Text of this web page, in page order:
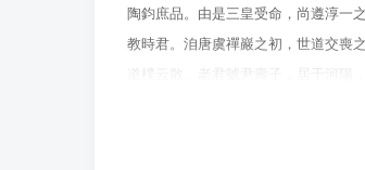
陶鈞庶品。由是三皇受命，尚遵淳一
教時君。洎唐虞禪巖之初，世道交喪
道樸云散。老君號尹壽子，居于河